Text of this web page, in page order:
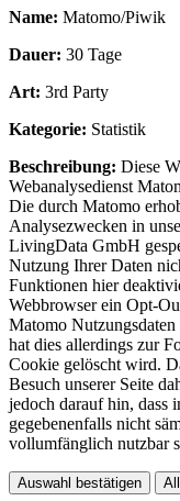
Name: Matomo/Piwik
Dauer: 30 Tage
Art: 3rd Party
Kategorie: Statistik
Beschreibung: Diese
Webanalysedienst
Die durch Matomo
Analysezwecken in
LivingData GmbH
Nutzung Ihrer Daten
Funktionen hier
Webbrowser ein Opt-
Matomo
hat dies allerdings zur
Cookie gelöscht wird.
Besuch unserer Seite
jedoch darauf hin, dass
gegebenenfalls nicht
vollumfänglich nutzbar
Auswahl bestätigen